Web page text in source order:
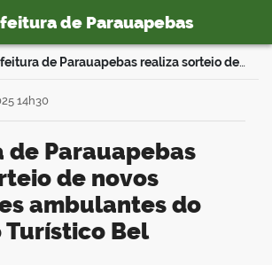
de Parauapebas
Prefeitura de Parauapebas realiza sorteio de novos vendedores ambulantes do Complexo Turístico Bel Mesquita
de novos
ambulantes do
Turístico Bel
14h30